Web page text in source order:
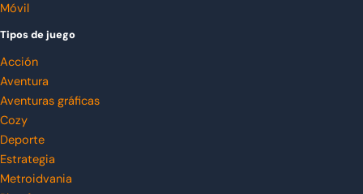
Móvil
Tipos de juego
Acción
Aventura
Aventuras gráficas
Cozy
Deporte
Estrategia
Metroidvania